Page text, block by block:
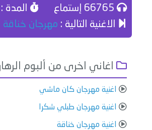
المدة : 03:48
الاغنية التالية : مهرجان خناقة
اغاني اخرى من ألبوم
اغنية مهرجان كان ماشي
اغنية مهرجان طبلي شكرا
اغنية مهرجان خناقة